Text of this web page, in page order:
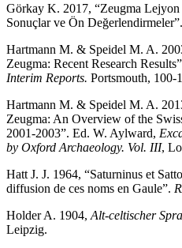
Görkay K. 2017, “Zeugma Lejyon
Sonuçlar ve Ön Değerlendirmeler”.
Hartmann M. & Speidel M. A.
Zeugma: Recent Research
Interim Reports. Portsmouth, 100-
Hartmann M. & Speidel M. A.
Zeugma: An Overview of the
2001-2003”. Ed. W. Aylward,
by Oxford Archaeology. Vol. III,
Hatt J. J. 1964, “Saturninus et
diffusion de ces noms en Gaule”.
Holder A. 1904, Alt-celtischer
Leipzig.